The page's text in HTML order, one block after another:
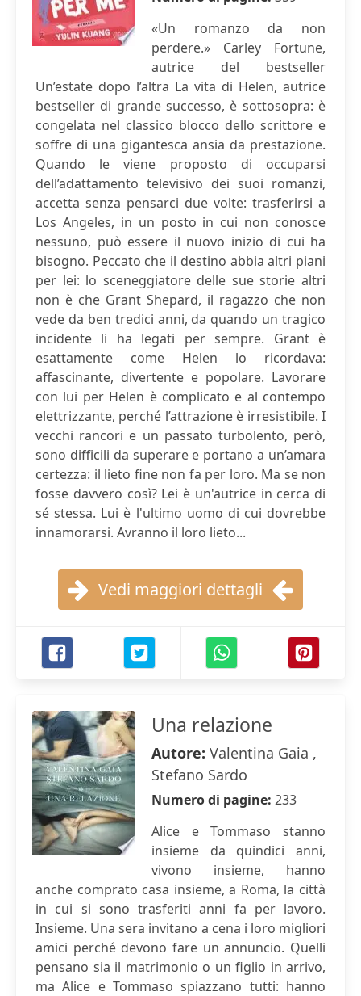
«Un romanzo da non
perdere.» Carley Fortune,
autrice del bestseller
Un’estate dopo l’altra La vita di Helen, autrice
bestseller di grande successo, è sottosopra: è
congelata nel classico blocco dello scrittore e
soffre di una gigantesca ansia da prestazione.
Quando le viene proposto di occuparsi
dell’adattamento televisivo dei suoi romanzi,
accetta senza pensarci due volte: trasferirsi a
Los Angeles, in un posto in cui non conosce
nessuno, può essere il nuovo inizio di cui ha
bisogno. Peccato che il destino abbia altri piani
per lei: lo sceneggiatore delle sue storie altri
non è che Grant Shepard, il ragazzo che non
vede da ben tredici anni, da quando un tragico
incidente li ha legati per sempre. Grant è
esattamente come Helen lo ricordava:
affascinante, divertente e popolare. Lavorare
con lui per Helen è complicato e al contempo
elettrizzante, perché l’attrazione è irresistibile. I
vecchi rancori e un passato turbolento, però,
sono difficili da superare e portano a un’amara
certezza: il lieto fine non fa per loro. Ma se non
fosse davvero così? Lei è un'autrice in cerca di
sé stessa. Lui è l'ultimo uomo di cui dovrebbe
innamorarsi. Avranno il loro lieto...
Vedi maggiori dettagli
Una relazione
Autore: Valentina Gaia ,
Stefano Sardo
Numero di pagine: 233
Alice e Tommaso stanno
insieme da quindici anni,
vivono insieme, hanno
anche comprato casa insieme, a Roma, la città
in cui si sono trasferiti anni fa per lavoro.
Insieme. Una sera invitano a cena i loro migliori
amici perché devono fare un annuncio. Quelli
pensano sia il matrimonio o un figlio in arrivo,
ma Alice e Tommaso spiazzano tutti: hanno